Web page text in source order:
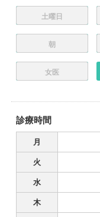
土曜日
朝
女医
診療時間
月
火
水
木